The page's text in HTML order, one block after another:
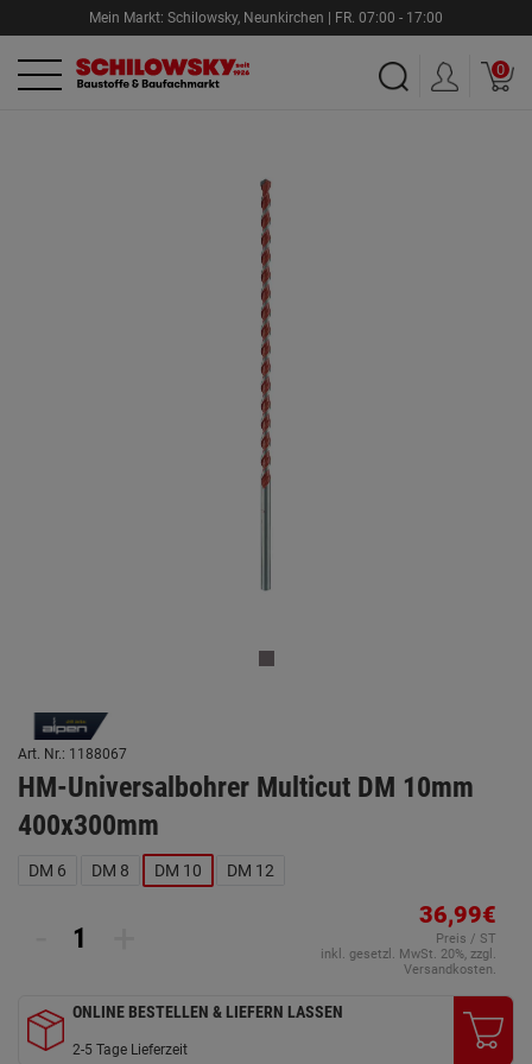
Mein Markt: Schilowsky, Neunkirchen | FR. 07:00 - 17:00
0
Art. Nr.: 1188067
HM-Universalbohrer Multicut DM 10mm
400x300mm
DM 6 DM 8 DM 10 DM 12
36,99€
Preis / ST
inkl. gesetzl. MwSt. 20%, zzgl.
Versandkosten.
ONLINE BESTELLEN & LIEFERN LASSEN
2-5 Tage Lieferzeit